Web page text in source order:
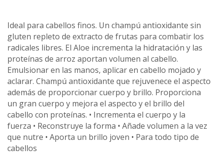
Ideal para cabellos finos. Un champú antioxidante sin
gluten repleto de extracto de frutas para combatir los
radicales libres. El Aloe incrementa la hidratación y las
proteínas de arroz aportan volumen al cabello.
Emulsionar en las manos, aplicar en cabello mojado y
aclarar. Champú antioxidante que rejuvenece el aspecto
además de proporcionar cuerpo y brillo. Proporciona
un gran cuerpo y mejora el aspecto y el brillo del
cabello con proteínas. • Incrementa el cuerpo y la
fuerza • Reconstruye la forma • Añade volumen a la vez
que nutre • Aporta un brillo joven • Para todo tipo de
cabellos